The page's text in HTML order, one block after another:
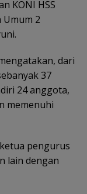
KONI HSS
Umum 2
dari
37
24 anggota,
memenuhi
pengurus
lain dengan